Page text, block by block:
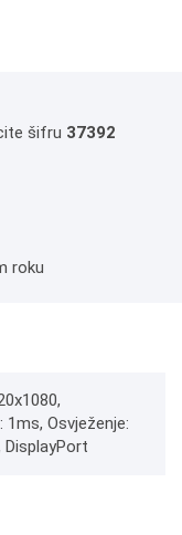
šifru 37392
roku
Osvježenje:
DisplayPort